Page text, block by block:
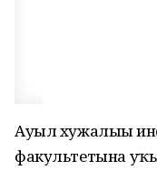
Ауыл хужалығы
факультетына